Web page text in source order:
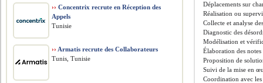
Déplacements sur
Réalisation ou
Collecte et analyse
Diagnostic des
Modélisation et
Élaboration des
Proposition de
Suivi de la mise en
Coordination avec
›› Concentrix recrute en Réception des
Appels
Tunisie
›› Armatis recrute des Collaborateurs
Tunis, Tunisie